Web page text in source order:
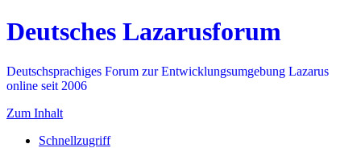
Deutsches Lazarusforum
Deutschsprachiges Forum zur Entwicklungsumgebung Lazarus
online seit 2006
Zum Inhalt
Schnellzugriff